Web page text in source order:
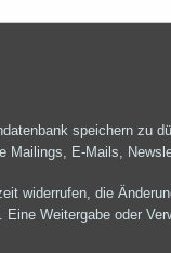
speichern zu
E-Mails,
widerrufen, die
Weitergabe oder